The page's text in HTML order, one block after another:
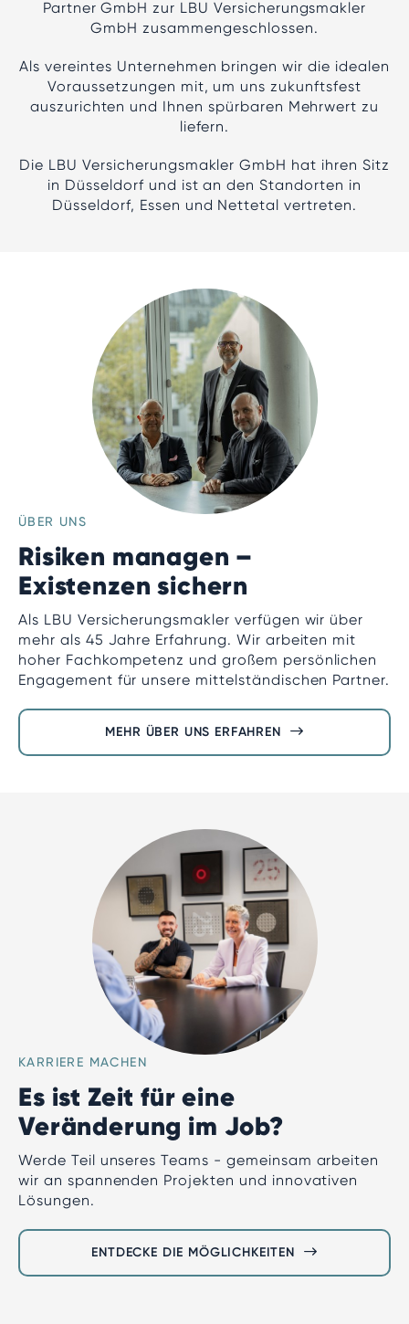
Partner GmbH zur LBU Versicherungsmakler
GmbH zusammengeschlossen.
Als vereintes Unternehmen bringen wir die idealen
Voraussetzungen mit, um uns zukunftsfest
auszurichten und Ihnen spürbaren Mehrwert zu
liefern.
Die LBU Versicherungsmakler GmbH hat ihren Sitz
in Düsseldorf und ist an den Standorten in
Düsseldorf, Essen und Nettetal vertreten.
ÜBER UNS
Risiken managen –
Existenzen sichern
Als LBU Versicherungsmakler verfügen wir über
mehr als 45 Jahre Erfahrung. Wir arbeiten mit
hoher Fachkompetenz und großem persönlichen
Engagement für unsere mittelständischen Partner.
MEHR ÜBER UNS ERFAHREN
KARRIERE MACHEN
Es ist Zeit für eine
Veränderung im Job?
Werde Teil unseres Teams - gemeinsam arbeiten
wir an spannenden Projekten und innovativen
Lösungen.
ENTDECKE DIE MÖGLICHKEITEN